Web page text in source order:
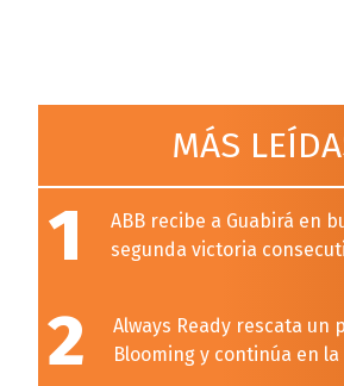
MÁS
1
ABB recibe a Guabirá en
segunda victoria
2
Always Ready rescata un
Blooming y continúa en la